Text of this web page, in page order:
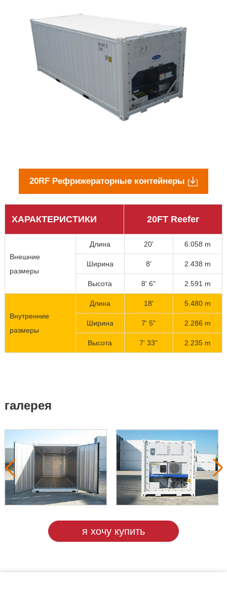
20RF Рефрижераторные контейнеры
ХАРАКТЕРИСТИКИ 20FT Reefer
Внешние
размеры
Длина 20' 6.058 m
Ширина 8' 2.438 m
Высота 8' 6" 2.591 m
Внутренние
размеры
Длина 18' 5.480 m
Ширина 7' 5" 2.286 m
Высота 7' 33" 2.235 m
галерея
я хочу купить